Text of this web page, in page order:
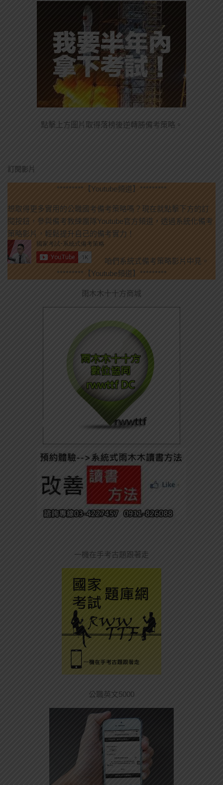
點擊上方圖片取得落榜後逆轉勝備考策略。
訂閱影片
*********【Youtube頻道】*********
想取得更多實用的公職國考備考策略嗎？現在就點擊下方的訂
閱按鈕，參與備考教練團隊Youtube官方頻道，透過系統化備考
策略影片，輕鬆提升自己的備考實力！
咱們系統式備考策略影片中見。
*********【Youtube頻道】*********
雨木木十十方商城
一機在手考古題跟著走
公職英文5000